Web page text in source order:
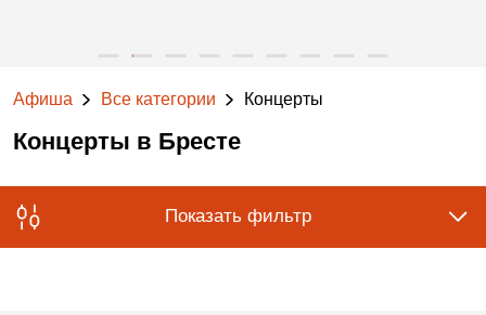
Афиша Все категории Концерты
Концерты в Бресте
Показать фильтр